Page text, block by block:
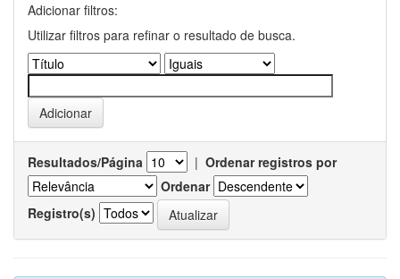
Adicionar filtros:
Utilizar filtros para refinar o resultado de busca.
Resultados/Página | Ordenar registros por
Ordenar
Registro(s)